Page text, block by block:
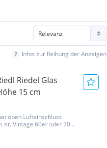
Infos zur Reihung der Anzeigen
Riedel Glas
15 cm
oben Lufteinschluss
ist. Vintage 60er oder 70er
versand 8 euro mit
keine...